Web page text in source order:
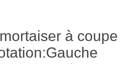
à coupe